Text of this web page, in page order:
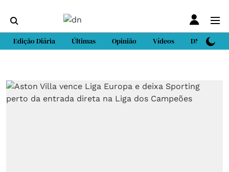
Edição Diária Últimas Opinião Vídeos DN Sport